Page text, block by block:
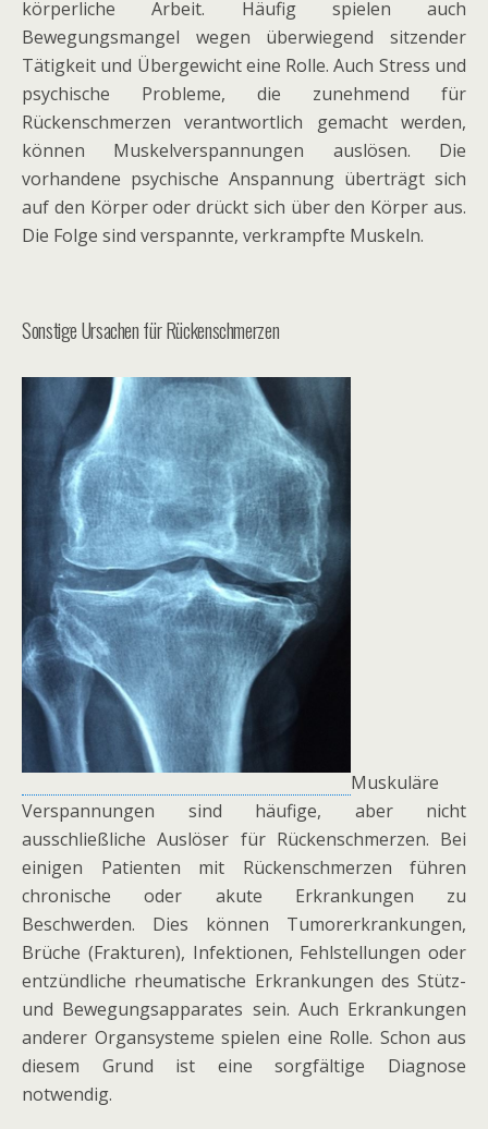
körperliche Arbeit. Häufig spielen auch
Bewegungsmangel wegen überwiegend sitzender
Tätigkeit und Übergewicht eine Rolle. Auch Stress und
psychische Probleme, die zunehmend für
Rückenschmerzen verantwortlich gemacht werden,
können Muskelverspannungen auslösen. Die
vorhandene psychische Anspannung überträgt sich
auf den Körper oder drückt sich über den Körper aus.
Die Folge sind verspannte, verkrampfte Muskeln.
Sonstige Ursachen für Rückenschmerzen
Muskuläre
Verspannungen sind häufige, aber nicht
ausschließliche Auslöser für Rückenschmerzen. Bei
einigen Patienten mit Rückenschmerzen führen
chronische oder akute Erkrankungen zu
Beschwerden. Dies können Tumorerkrankungen,
Brüche (Frakturen), Infektionen, Fehlstellungen oder
entzündliche rheumatische Erkrankungen des Stütz-
und Bewegungsapparates sein. Auch Erkrankungen
anderer Organsysteme spielen eine Rolle. Schon aus
diesem Grund ist eine sorgfältige Diagnose
notwendig.